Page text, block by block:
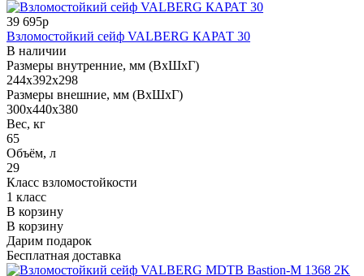
39 695р
Взломостойкий сейф VALBERG КАРАТ 30
В наличии
Размеры внутренние, мм (ВхШхГ)
244x392x298
Размеры внешние, мм (ВхШхГ)
300x440x380
Вес, кг
65
Объём, л
29
Класс взломостойкости
1 класс
В корзину
В корзину
Дарим подарок
Бесплатная доставка